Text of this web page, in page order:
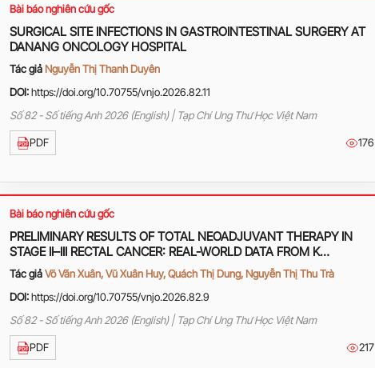
Bài báo nghiên cứu gốc
SURGICAL SITE INFECTIONS IN GASTROINTESTINAL SURGERY AT
DANANG ONCOLOGY HOSPITAL
Tác giả Nguyễn Thị Thanh Duyên
DOI:https://doi.org/10.70755/vnjo.2026.82.11
Số 82 - Số tiếng Anh 2026 (English) | Tạp Chí Ung Thư Học Việt Nam
PDF 176
Bài báo nghiên cứu gốc
PRELIMINARY RESULTS OF TOTAL NEOADJUVANT THERAPY IN
STAGE II–III RECTAL CANCER: REAL-WORLD DATA FROM K
HOSPITAL
Tác giảVõ Văn Xuân, Vũ Xuân Huy, Quách Thị Dung, Nguyễn Thị Thu Trà
DOI:https://doi.org/10.70755/vnjo.2026.82.9
Số 82 - Số tiếng Anh 2026 (English) | Tạp Chí Ung Thư Học Việt Nam
PDF 217